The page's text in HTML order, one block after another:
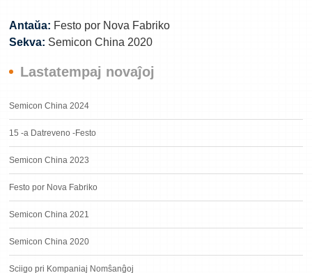
Antaŭa: Festo por Nova Fabriko
Sekva: Semicon China 2020
Lastatempaj novaĵoj
Semicon China 2024
15 -a Datreveno -Festo
Semicon China 2023
Festo por Nova Fabriko
Semicon China 2021
Semicon China 2020
Sciigo pri Kompaniaj Nomŝanĝoj